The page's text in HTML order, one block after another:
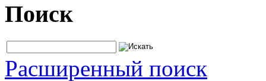
Поиск
Расширенный поиск